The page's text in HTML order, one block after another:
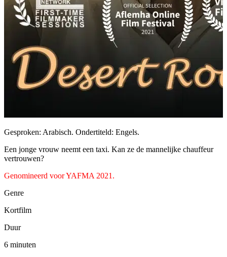
Gesproken: Arabisch. Ondertiteld: Engels.
Een jonge vrouw neemt een taxi. Kan ze de mannelijke chauffeur
vertrouwen?
Genomineerd voor YAFMA 2021.
Genre
Kortfilm
Duur
6 minuten